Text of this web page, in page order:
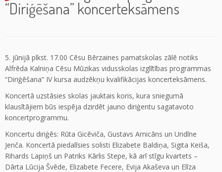
“Diriģēšana” koncerteksāmens
5. jūnijā plkst. 17.00 Cēsu Bērzaines pamatskolas zālē notiks
Alfrēda Kalniņa Cēsu Mūzikas vidusskolas izglītības programmas
“Diriģēšana” IV kursa audzēkņu kvalifikācijas koncerteksāmens.
Koncertā uzstāsies skolas jauktais koris, kura sniegumā
klausītājiem būs iespēja dzirdēt jauno diriģentu sagatavoto
koncertprogrammu.
Koncertu diriģēs: Rūta Gicēviča, Gustavs Arnicāns un Undīne
Jenča. Koncertā piedalīsies solisti Elizabete Baldiņa, Sigita Keiša,
Rihards Lapiņš un Patriks Kārlis Stepe, kā arī stīgu kvartets –
Dārta Lūcija Švēde, Elizabete Fecere, Evija Akaševa un Elīza